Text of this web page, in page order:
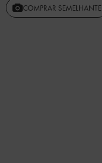
COMPRAR SEMELHANTE